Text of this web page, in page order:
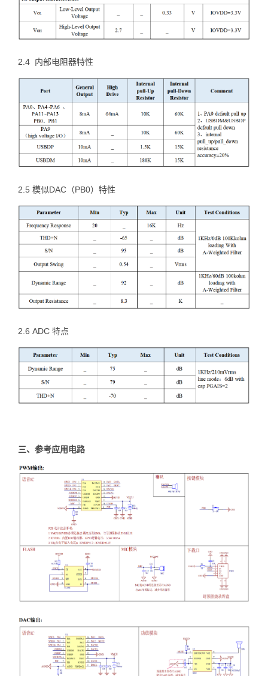
2.4 内部电阻器特性
2.5 模似DAC（PB0）特性
2.6 ADC 特点
三、参考应用电路